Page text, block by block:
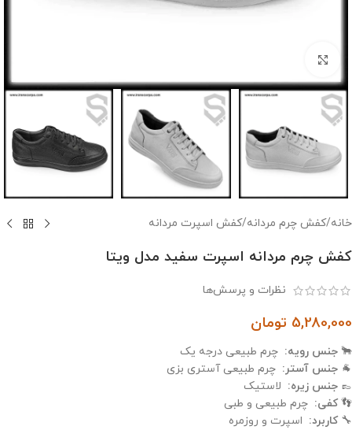
خانه/کفش چرم مردانه/کفش اسپرت مردانه
کفش چرم مردانه اسپرت سفید مدل ویتا
نظرات و پرسش‌ها
5,280,000 تومان
🐂 جنس رویه: چرم طبیعی درجه یک
🐐 جنس آستر: چرم طبیعی آستری بزی
👞 جنس زیره: لاستیک
👣کفی: چرم طبیعی و طبی
🔧کاربرد: اسپرت و روزمره